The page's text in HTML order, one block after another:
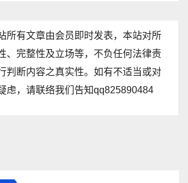
所有文章由会员即时发表，本站对所
、完整性及立场等，不负任何法律责
判断内容之真实性。如有不适当或对
虑，请联络我们告知qq825890484